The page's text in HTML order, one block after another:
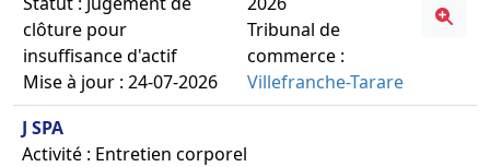
clôture pour
insuffisance d'actif
Mise à jour : 24-07-2026
Tribunal de
commerce :
Villefranche-Tarare
J SPA
Activité : Entretien corporel